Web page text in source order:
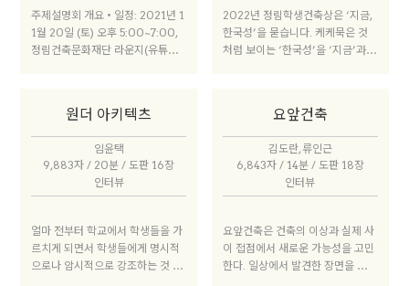
으로 미루어보건대 우리나라 최초
의 국회의사당 현상설계임에도 ‘한
국성을 어떻게 구현하라’든가 ‘전
통을 어떻게 표현하라’는 요구 조
호를 딴 우남회관이 지금의 세종문
이 역시 굉장히 기념비적인 건물이
고, 타워 부분이 10층 정도 높이로
상당히 높은 건물이었죠. 광화문 앞
육조거리라는 장소성에도 불구하
이슈는 전혀 불거지지 않았습니다.
1948년 대한민국이 해방된 후, 기
념비적 건축물은 규모가 크든 작든
주제설명회 개요 • 일정: 2021년 1
1월 20일 (토) 오후 5:00~7:00,
정림건축문화재단 라운지(유튜브
티 편집장)
2022년 정림학생건축상은 ‘지금,
한국성’을 묻습니다. 케케묵은 것
처럼 보이는 ‘한국성’을 ‘지금’과
배였습니다. 해방과 한국전쟁을 겪
고 국민국가를 형성해나가던 196
0년대 이래, 정부청사, 미술관과
박물관, 극장과 공연장, 체육관과
박람회장 등 국가를 상징하는 모든
습니다. 식민지배와 전쟁 이후, 타
자와 다른(무엇보다 일본과 다른)
한국이라는 고유한 정체성을 획득
원더 아키텍츠
임윤택
9,883자 / 20분 / 도판 16장
인터뷰
얼마 전부터 학교에서 학생들을 가
르치게 되면서 학생들에게 명시적
으로나 암시적으로 강조하는 것 중
요앞건축
김도란, 류인근
6,843자 / 14분 / 도판 18장
인터뷰
요앞건축은 건축의 이상과 실제 사
이 접점에서 새로운 가능성을 고민
한다. 일상에서 발견한 장면을 건축